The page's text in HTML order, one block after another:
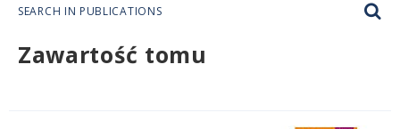
SEARCH IN PUBLICATIONS
Zawartość tomu